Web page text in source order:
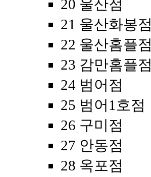
20 울산점
21 울산화봉점
22 울산홈플점
23 감만홈플점
24 범어점
25 범어1호점
26 구미점
27 안동점
28 옥포점